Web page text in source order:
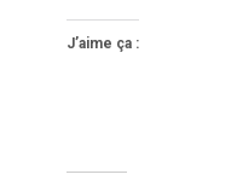
J’aime ça :